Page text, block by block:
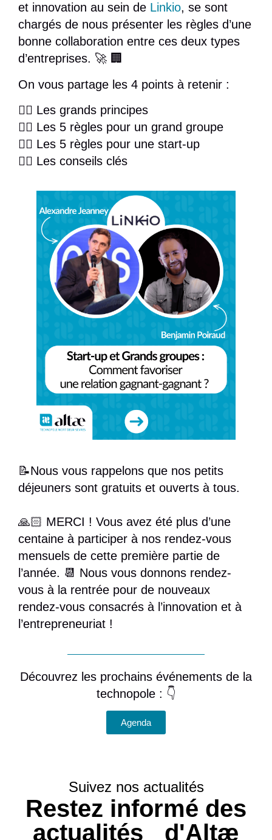
et innovation au sein de Linkio, se sont
chargés de nous présenter les règles d’une
bonne collaboration entre ces deux types
d’entreprises. 🚀 🏢
On vous partage les 4 points à retenir :
👉🏻 Les grands principes
👉🏻 Les 5 règles pour un grand groupe
👉🏻 Les 5 règles pour une start-up
👉🏻 Les conseils clés
📝Nous vous rappelons que nos petits
déjeuners sont gratuits et ouverts à tous.
🙏🏻 MERCI ! Vous avez été plus d’une
centaine à participer à nos rendez-vous
mensuels de cette première partie de
l’année. 📆 Nous vous donnons rendez-
vous à la rentrée pour de nouveaux
rendez-vous consacrés à l’innovation et à
l’entrepreneuriat !
Découvrez les prochains événements de la
technopole : 👇
Agenda
Suivez nos actualités
Restez informé des
actualités d'Altæ